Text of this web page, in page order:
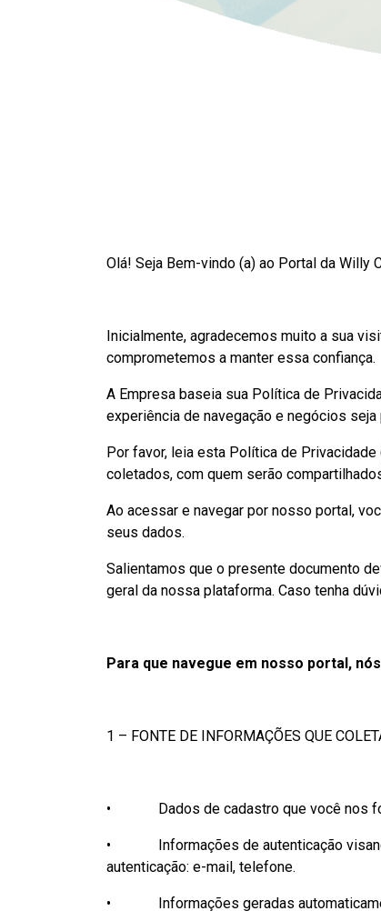
Olá! Seja Bem-vindo (a) ao Portal da Willy
Inicialmente, agradecemos muito a sua
comprometemos a manter essa confiança.
A Empresa baseia sua Política de
experiência de navegação e negócios
Por favor, leia esta Política de
coletados, com quem serão
Ao acessar e navegar por nosso portal,
seus dados.
Salientamos que o presente documento
geral da nossa plataforma. Caso tenha
Para que navegue em nosso portal,
1 – FONTE DE INFORMAÇÕES QUE
• Dados de cadastro que você nos
• Informações de autenticação visando
autenticação: e-mail, telefone.
• Informações geradas